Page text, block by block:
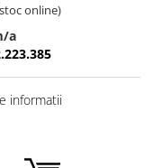
online)
a
informatii